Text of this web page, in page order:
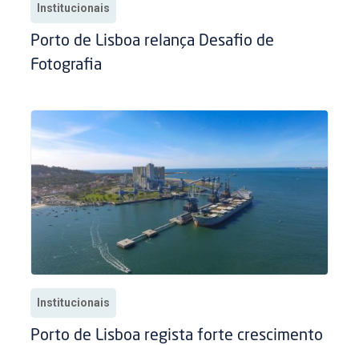
Institucionais
Porto de Lisboa relança Desafio de
Fotografia
Institucionais
Porto de Lisboa regista forte crescimento